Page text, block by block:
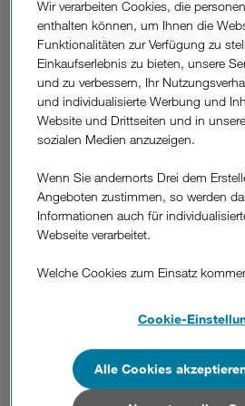
Nähe besuchen.
Alles zur
War diese
Weitere
Bereich
Rufnummer mitnehmen?
Was ist eine NÜV-
brauche ich diese?
Wir verarbeiten Cookies, die
enthalten können, um Ihnen die
Funktionalitäten zur Verfügung zu
Einkaufserlebnis zu bieten, unsere
und zu verbessern, Ihr
und individualisierte Werbung und
Website und Drittseiten und in
sozialen Medien anzuzeigen.
Wenn Sie andernorts Drei dem
Angeboten zustimmen, so werden
Informationen auch für
Webseite verarbeitet.
Welche Cookies zum Einsatz
Wenn Sie allen Cookies zustimmen,
von Drittanbietern verarbeitet, die Ihre
Cookie-
Alle Cookies